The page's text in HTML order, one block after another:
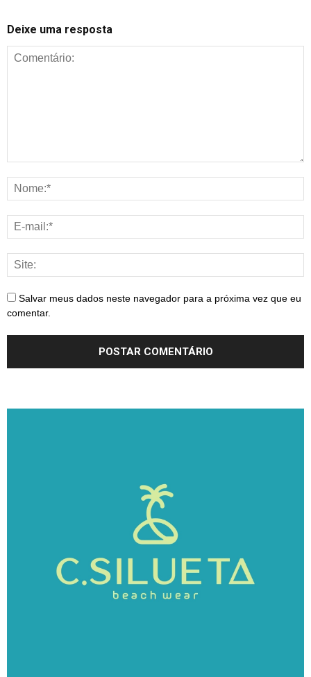
Deixe uma resposta
Salvar meus dados neste navegador para a próxima vez que eu
comentar.